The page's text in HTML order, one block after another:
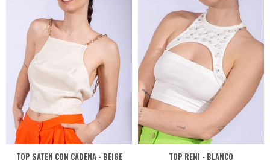
TOP SATEN CON CADENA - BEIGE TOP RENI - BLANCO